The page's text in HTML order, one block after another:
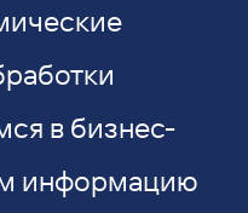
в бизнес-
информацию